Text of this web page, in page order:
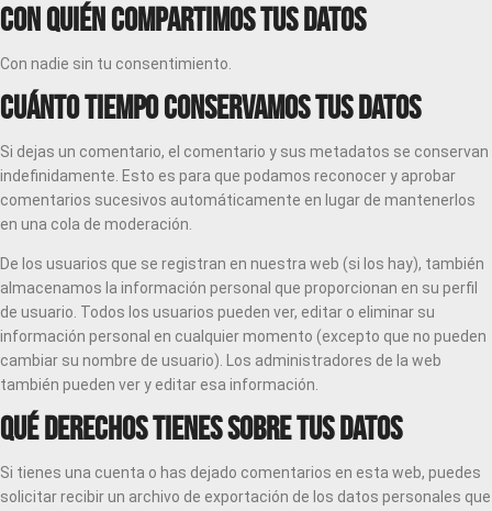
Con quién compartimos tus datos
Con nadie sin tu consentimiento.
Cuánto tiempo conservamos tus datos
Si dejas un comentario, el comentario y sus metadatos se conservan
indefinidamente. Esto es para que podamos reconocer y aprobar
comentarios sucesivos automáticamente en lugar de mantenerlos
en una cola de moderación.
De los usuarios que se registran en nuestra web (si los hay), también
almacenamos la información personal que proporcionan en su perfil
de usuario. Todos los usuarios pueden ver, editar o eliminar su
información personal en cualquier momento (excepto que no pueden
cambiar su nombre de usuario). Los administradores de la web
también pueden ver y editar esa información.
Qué derechos tienes sobre tus datos
Si tienes una cuenta o has dejado comentarios en esta web, puedes
solicitar recibir un archivo de exportación de los datos personales que